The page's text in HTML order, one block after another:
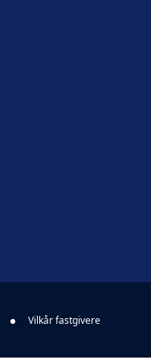
Vilkår fastgivere